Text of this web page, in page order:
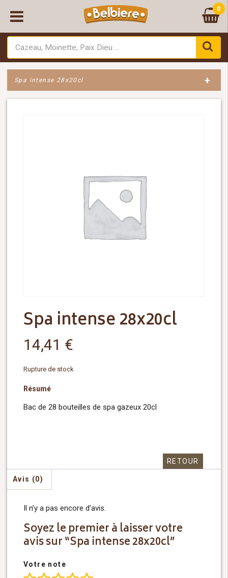
0
Spa intense 28x20cl +
Spa intense 28x20cl
14,41 €
Rupture de stock
Résumé
Bac de 28 bouteilles de spa gazeux 20cl
RETOUR
Avis (0)
Il n’y a pas encore d’avis.
Soyez le premier à laisser votre
avis sur “Spa intense 28x20cl”
Votre note